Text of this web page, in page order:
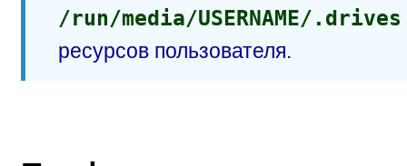
/run/media/USERNAME/.drives
ресурсов пользователя.